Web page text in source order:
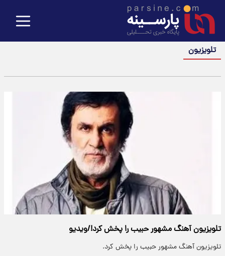
تلویزیون
تلویزیون آهنگ مشهور حبیب را پخش کرد!/ویدیو
تلویزیون آهنگ مشهور حبیب را پخش کرد.